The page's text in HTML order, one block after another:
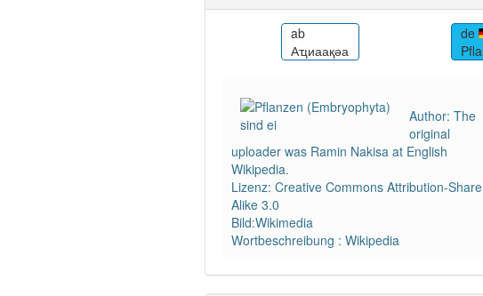
Аҵиаақәа
Author: The
original
uploader was Ramin Nakisa at English
Wikipedia.
Lizenz: Creative Commons Attribution-Share
Alike 3.0
Bild:Wikimedia
Wortbeschreibung : Wikipedia